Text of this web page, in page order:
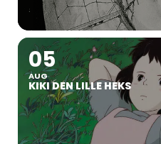
05
AUG
KIKI DEN LILLE HEKS